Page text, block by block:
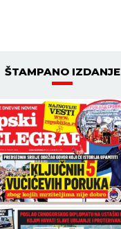
ŠTAMPANO IZDANJE